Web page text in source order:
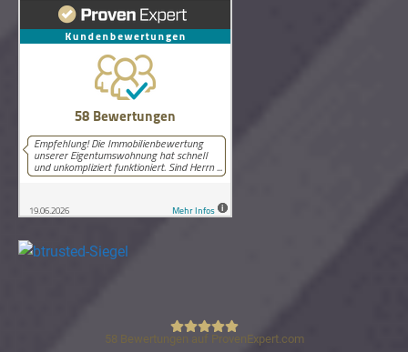
58 Bewertungen auf ProvenExpert.com